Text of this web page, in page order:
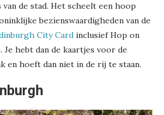
de stad. Het scheelt een hoop
bezienswaardigheden van de
City Card inclusief Hop on
Je hebt dan de kaartjes voor de
en hoeft dan niet in de rij te staan.